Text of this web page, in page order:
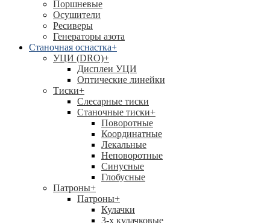
Поршневые
Осушители
Ресиверы
Генераторы азота
Станочная оснастка+
УЦИ (DRO)+
Дисплеи УЦИ
Оптические линейки
Тиски+
Слесарные тиски
Станочные тиски+
Поворотные
Координатные
Лекальные
Неповоротные
Синусные
Глобусные
Патроны+
Патроны+
Кулачки
3-х кулачковые